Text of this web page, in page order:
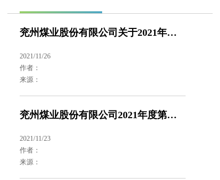
兖州煤业股份有限公司关于2021年度第二期中期票据发行结果的公告
2021/11/26
作者：
来源：
兖州煤业股份有限公司2021年度第三次临时股东大会会议材料
2021/11/23
作者：
来源：